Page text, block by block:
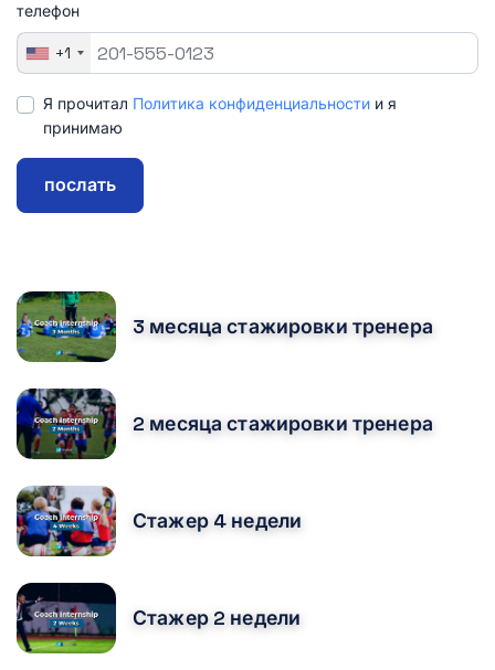
телефон
+1
Я прочитал Политика конфиденциальности и я
принимаю
послать
3 месяца стажировки тренера
2 месяца стажировки тренера
Стажер 4 недели
Стажер 2 недели